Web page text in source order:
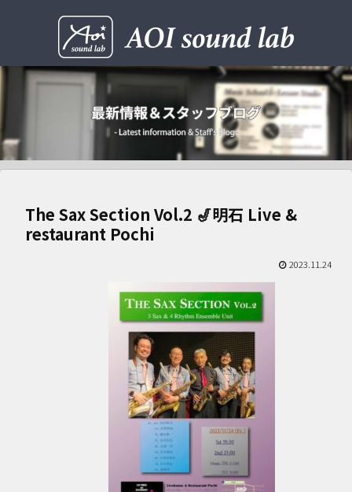
The Sax Section Vol.2 🎷明石 Live &
restaurant Pochi
2023.11.24